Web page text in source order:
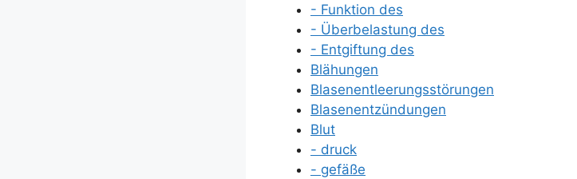
- Funk­ti­on des
- Über­be­las­tung des
- Ent­gif­tung des
Blä­hun­gen
Bla­sen­ent­lee­rungs­stö­run­gen
Bla­sen­ent­zün­dun­gen
Blut
- druck
- gefä­ße